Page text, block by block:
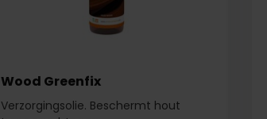
Wood Greenfix
Verzorgingsolie. Beschermt hout